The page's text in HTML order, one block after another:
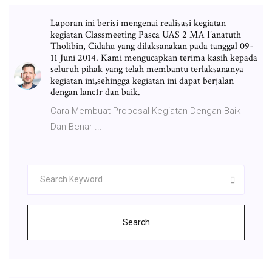
Laporan ini berisi mengenai realisasi kegiatan
kegiatan Classmeeting Pasca UAS 2 MA I’anatuth
Tholibin, Cidahu yang dilaksanakan pada tanggal 09-
11 Juni 2014. Kami mengucapkan terima kasih kepada
seluruh pihak yang telah membantu terlaksananya
kegiatan ini,sehingga kegiatan ini dapat berjalan
dengan lanc1r dan baik.
Cara Membuat Proposal Kegiatan Dengan Baik
Dan Benar ...
Search